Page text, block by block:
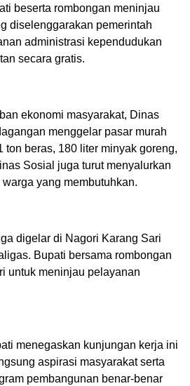
beserta rombongan meninjau
diselenggarakan pemerintah
administrasi kependudukan
secara gratis.
ekonomi masyarakat, Dinas
menggelar pasar murah
ton beras, 180 liter minyak goreng,
Sosial juga turut menyalurkan
yang membutuhkan.
digelar di Nagori Karang Sari
Bupati bersama rombongan
untuk meninjau pelayanan
menegaskan kunjungan kerja ini
aspirasi masyarakat serta
pembangunan benar-benar